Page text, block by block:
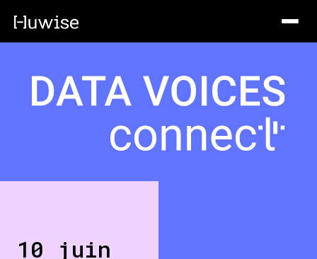
10 juin